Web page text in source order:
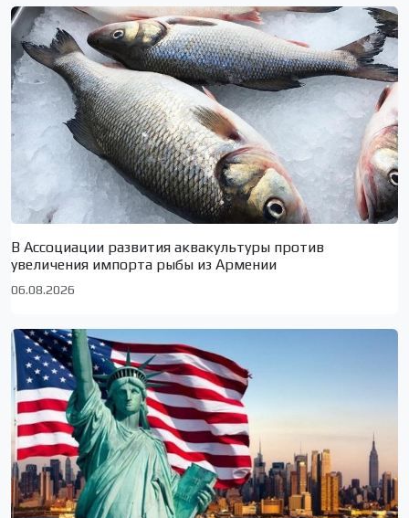
В Ассоциации развития аквакультуры против
увеличения импорта рыбы из Армении
06.08.2026